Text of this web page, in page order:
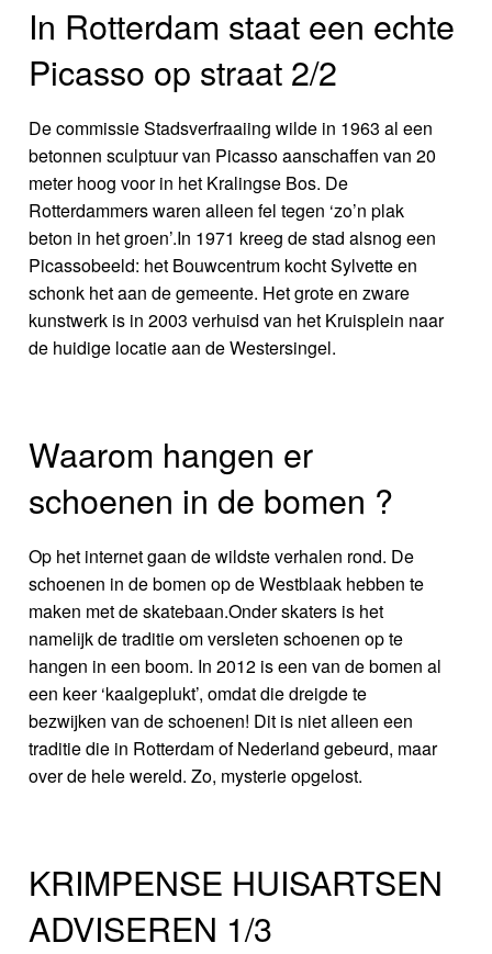
In Rotterdam staat een echte
Picasso op straat 2/2
De commissie Stadsverfraaiing wilde in 1963 al een
betonnen sculptuur van Picasso aanschaffen van 20
meter hoog voor in het Kralingse Bos. De
Rotterdammers waren alleen fel tegen ‘zo’n plak
beton in het groen’.In 1971 kreeg de stad alsnog een
Picassobeeld: het Bouwcentrum kocht Sylvette en
schonk het aan de gemeente. Het grote en zware
kunstwerk is in 2003 verhuisd van het Kruisplein naar
de huidige locatie aan de Westersingel.
Waarom hangen er
schoenen in de bomen ?
Op het internet gaan de wildste verhalen rond. De
schoenen in de bomen op de Westblaak hebben te
maken met de skatebaan.Onder skaters is het
namelijk de traditie om versleten schoenen op te
hangen in een boom. In 2012 is een van de bomen al
een keer ‘kaalgeplukt’, omdat die dreigde te
bezwijken van de schoenen! Dit is niet alleen een
traditie die in Rotterdam of Nederland gebeurd, maar
over de hele wereld. Zo, mysterie opgelost.
KRIMPENSE HUISARTSEN
ADVISEREN 1/3